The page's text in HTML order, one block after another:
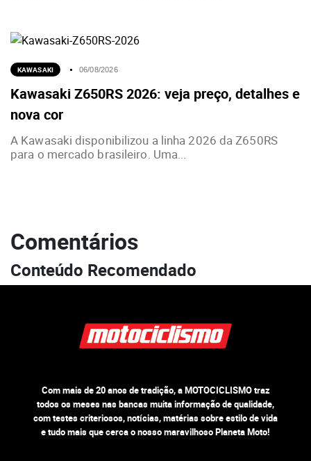
KAWASAKI 06/08/2026
Kawasaki Z650RS 2026: veja preço, detalhes e
nova cor
A Kawasaki disponibilizou a linha 2026 da Z650RS
para o mercado brasileiro. Uma...
Comentários
Conteúdo Recomendado
Com mais de 20 anos de tradição, a MOTOCICLISMO traz
todos os meses nas bancas muita informação de qualidade,
com testes criteriosos, notícias, matérias sobre estilo de vida
e tudo mais que cerca o nosso maravilhoso Planeta Moto!